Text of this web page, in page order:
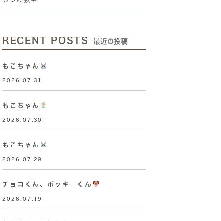
RECENT POSTS 最近の投稿
もこちゃん
2026.07.31
もこちゃん
2026.07.30
もこちゃん
2026.07.29
チョコくん、ポッキーくん
2026.07.19